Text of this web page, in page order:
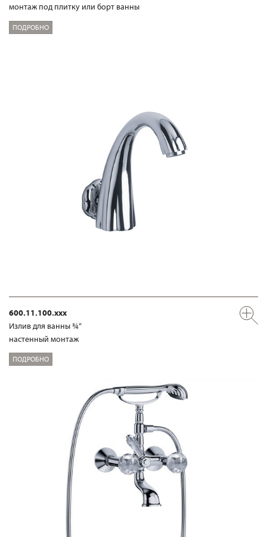
монтаж под плитку или борт ванны
ПОДРОБНО
600.11.100.xxx
Излив для ванны ¾“
настенный монтаж
ПОДРОБНО